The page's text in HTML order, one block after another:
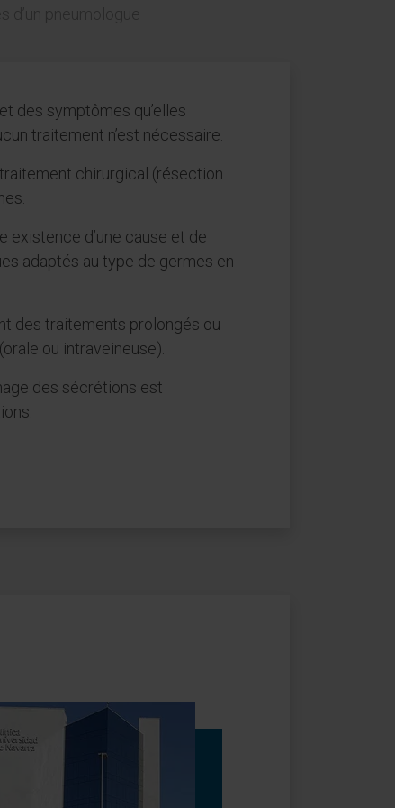
des symptômes qu’elles
traitement n’est nécessaire.
chirurgical (résection
existence d’une cause et de
adaptés au type de germes en
des traitements prolongés ou
ou intraveineuse).
des sécrétions est